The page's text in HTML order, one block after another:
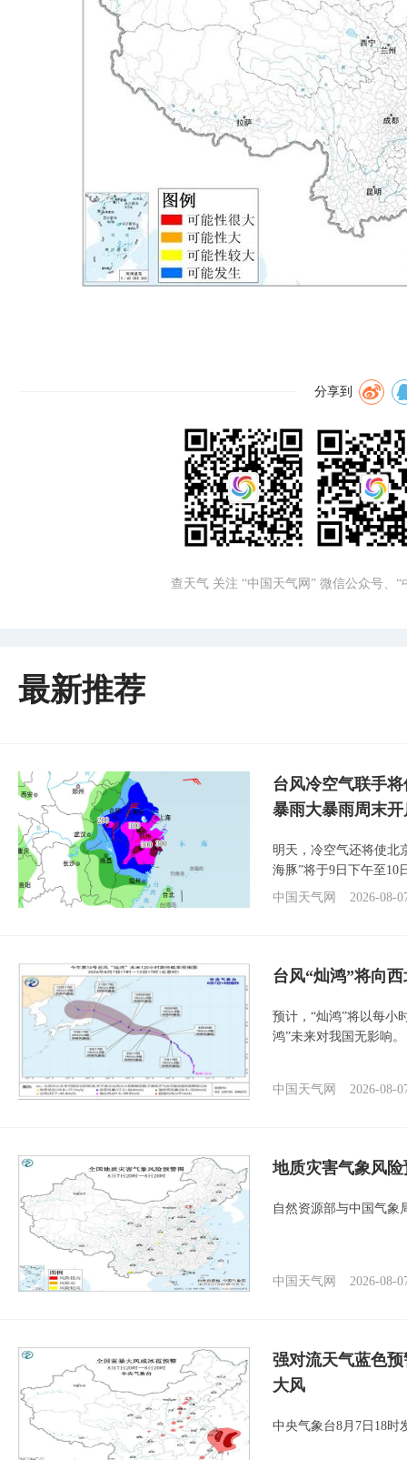
分享到
查天气 关注 “中国天气网” 微信公众号、
最新推荐
台风冷空气联手
暴雨大暴雨周末开
明天，冷空气还将使北
海豚”将于9日下午至10
中国天气网
2026-08-
台风“灿鸿”将向
预计，“灿鸿”将以每小
鸿”未来对我国无影响。
中国天气网 2026-08-
地质灾害气象风
自然资源部与中国气象
中国天气网 2026-08-
强对流天气蓝色
大风
中央气象台8月7日18时